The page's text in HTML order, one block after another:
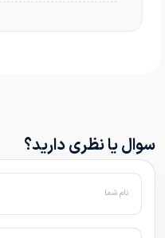
سوال یا نظری دارید؟
نام شما